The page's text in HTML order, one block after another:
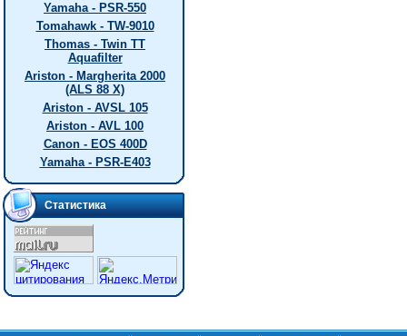
Yamaha - PSR-550
Tomahawk - TW-9010
Thomas - Twin TT
Aquafilter
Ariston - Margherita 2000
(ALS 88 X)
Ariston - AVSL 105
Ariston - AVL 100
Canon - EOS 400D
Yamaha - PSR-E403
Статистика